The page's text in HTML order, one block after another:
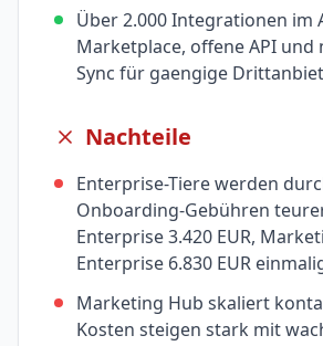
Über 2.000 Integrationen im
Marketplace, offene API und
Sync für gaengige
Nachteile
Enterprise-Tiere werden
Onboarding-Gebühren
Enterprise 3.420 EUR,
Enterprise 6.830 EUR
Marketing Hub skaliert
Kosten steigen stark mit